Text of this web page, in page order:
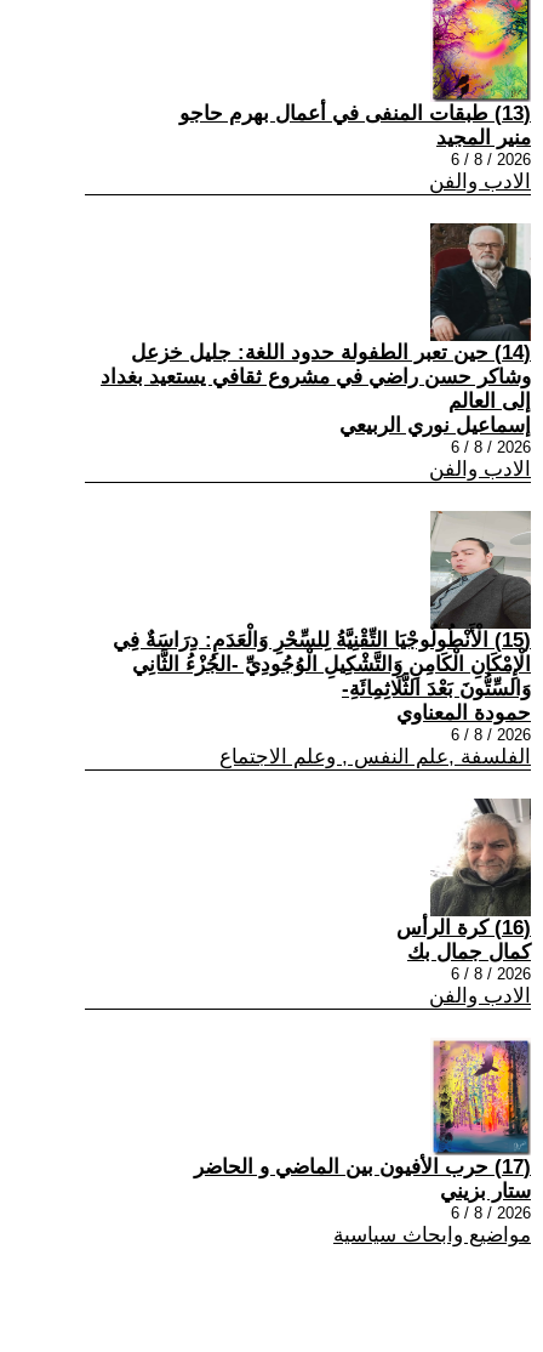
(13) طبقات المنفى في أعمال بهرم حاجو
منير المجيد
2026 / 8 / 6
الادب والفن
(14) حين تعبر الطفولة حدود اللغة: جليل خزعل
وشاكر حسن راضي في مشروع ثقافي يستعيد بغداد
إلى العالم
إسماعيل نوري الربيعي
2026 / 8 / 6
الادب والفن
(15) الْأَنْطُولُوجْيَا التِّقْنِيَّةُ لِلسِّحْرِ وَالْعَدَمِ: دِرَاسَةٌ فِي
الْإِمْكَانِ الْكَامِنِ وَالتَّشْكِيلِ الْوُجُودِيِّ -الجُزْءُ الثَّانِي
وَالسِّتُّونَ بَعْدَ الثَّلَاثِمِائَةِ-
حمودة المعناوي
2026 / 8 / 6
الفلسفة ,علم النفس , وعلم الاجتماع
(16) كرة الرأس
كمال جمال بك
2026 / 8 / 6
الادب والفن
(17) حرب الأفيون بين الماضي و الحاضر
ستار بزيني
2026 / 8 / 6
مواضيع وابحاث سياسية